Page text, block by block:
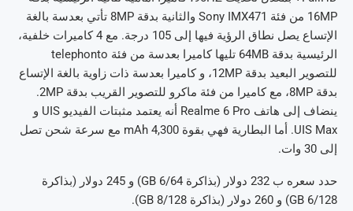
16MP من فئة Sony IMX471 والثانية بدقة 8MP تأتي بعدسة بالغة
الإتساع يصل نطاق الرؤية فيها إلى 105 درجة. مع 4 كاميرات خلفية،
الرئيسية بدقة 64MB تليها كاميرا بعدسة من فئة telephonto
للتصوير البعيد بدقة 12MP، و كاميرا بعدسة ذات زاوية بالغة الإتساع
بدقة 8MP، مع كاميرا من فئة ماكرو للتصوير القريب بدقة 2MP.
ينضاف إلى هاتف Realme 6 Pro أنه يعتمد مثبتات الفيديو UIS و
UIS Max. أما البطارية فهي بقوة 4,300 mAh مع سرعة شحن تصل
إلى 30 وات.
حدد سعره ب 232 دولار (بذاكرة 6/64 GB) و 245 دولار (بذاكرة
6/128 GB) و 260 دولار (بذاكرة 8/128 GB).